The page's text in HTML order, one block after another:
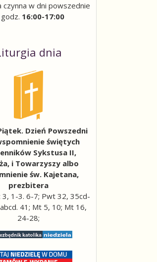
czynna w dni powszednie
16:00-17:00
dnia
Dzień Powszedni
świętych
Sykstusa II,
i Towarzyszy albo
św. Kajetana,
prezbitera
3, 1-3. 6-7; Pwt 32, 35cd-
41; Mt 5, 10; Mt 16,
24-28;